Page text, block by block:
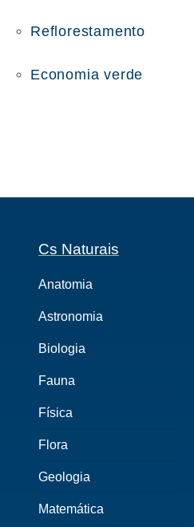
Reflorestamento
Economia verde
Cs Naturais
Anatomia
Astronomia
Biologia
Fauna
Física
Flora
Geologia
Matemática